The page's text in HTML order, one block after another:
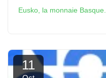
Eusko, la monnaie Basque.
11